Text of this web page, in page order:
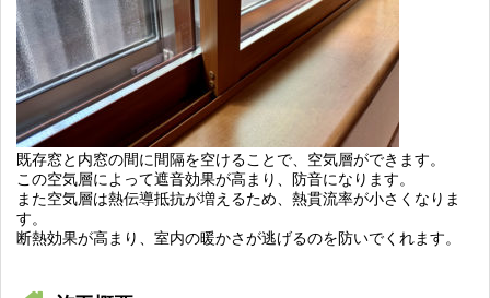
既存窓と内窓の間に間隔を空けることで、空気層ができます。
この空気層によって遮音効果が高まり、防音になります。
また空気層は熱伝導抵抗が増えるため、熱貫流率が小さくなりま
す。
断熱効果が高まり、室内の暖かさが逃げるのを防いでくれます。